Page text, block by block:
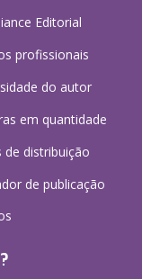
Editorial
profissionais
do autor
em quantidade
de distribuição
de publicação